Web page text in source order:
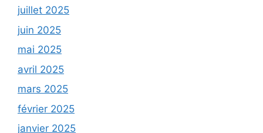
juillet 2025
juin 2025
mai 2025
avril 2025
mars 2025
février 2025
janvier 2025